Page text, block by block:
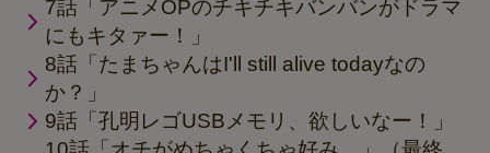
7話「アニメOPのチキチキバンバンがドラマ
にもキタァー！」
8話「たまちゃんはI'll still alive todayなの
か？」
9話「孔明レゴUSBメモリ、欲しいなー！」